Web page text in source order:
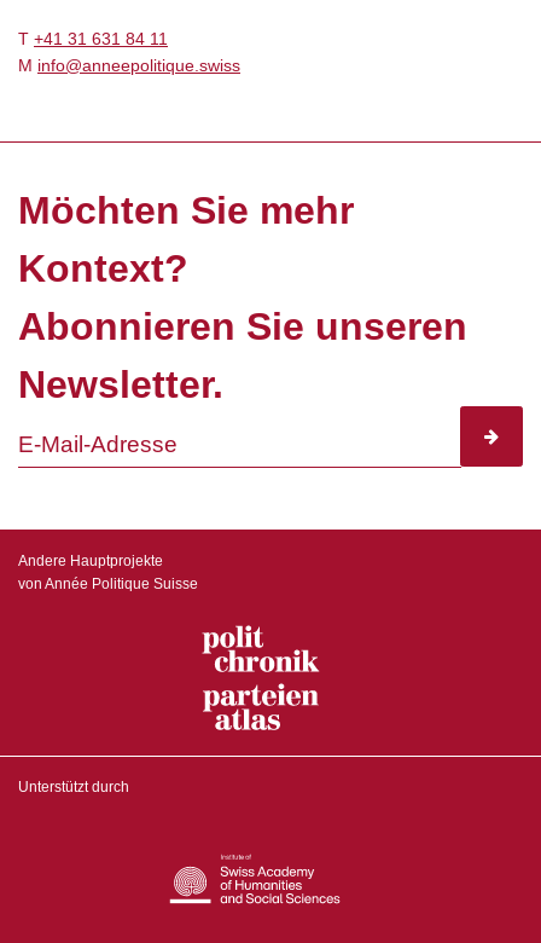
T +41 31 631 84 11
M info@anneepolitique.swiss
Möchten Sie mehr
Kontext?
Abonnieren Sie unseren
Newsletter.
Andere Hauptprojekte
von Année Politique Suisse
Unterstützt durch